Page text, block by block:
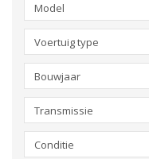
Model
Voertuig type
Bouwjaar
Transmissie
Conditie